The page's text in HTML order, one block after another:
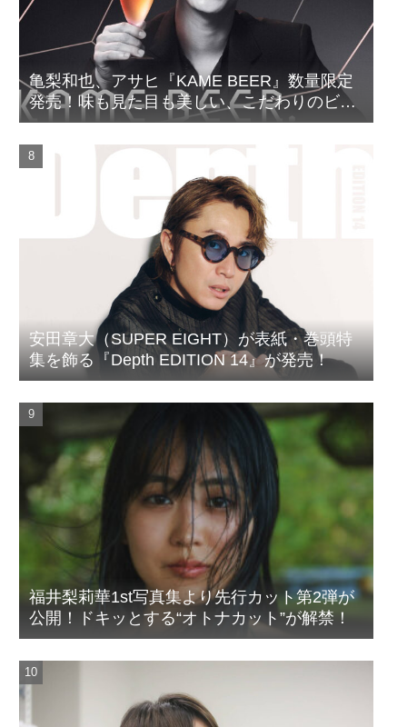
亀梨和也、アサヒ『KAME BEER』数量限定
発売！味も見た目も美しい、こだわりのビー
ルがついに完成
安田章大（SUPER EIGHT）が表紙・巻頭特
集を飾る『Depth EDITION 14』が発売！
福井梨莉華1st写真集より先行カット第2弾が
公開！ドキッとする“オトナカット”が解禁！